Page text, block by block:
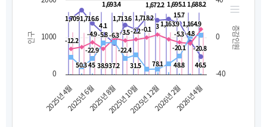
인구 증감인원
1,709
1,7091,716.6
1,716.6
1,693.4
1,693.4
1,713.6
1,713.6 1,718.2
1,718.2
1,672.2
1,672.2 1,695.1
1,695.1 1,688.2
1,688.2
50.3
50.345
45 38.9
38.937.2
37.2 31.5
31.5 78.1
78.1 48.8
48.8 46.5
46.5
1,163.9
1,163.9 1,164.9
1,164.9
4.1
4.1
-6.3
-6.3
15.7
15.7
-4.8
-4.8
-20.8
-20.8
-12.2
-12.2
-4.9
-4.9 -3.5
-3.5-2.2
-2.2-0.1
-0.1 3
3
-5.3
-5.3
-22.9
-22.9
-5.8
-5.8
-22.4
-22.4 -20.1
-20.1
2025년 4월2025년 6월2025년 8월2025년 10월2025년 12월2026년 2월2026년 4월
0
1000
-40
0